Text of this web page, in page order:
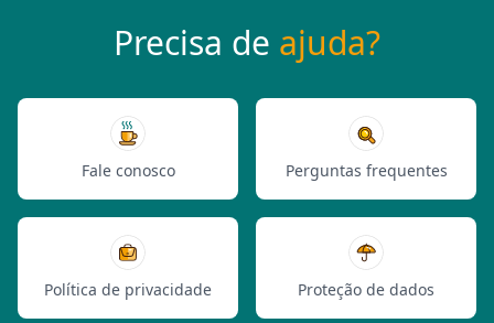
Precisa de ajuda?
Fale conosco Perguntas frequentes
Política de privacidade Proteção de dados